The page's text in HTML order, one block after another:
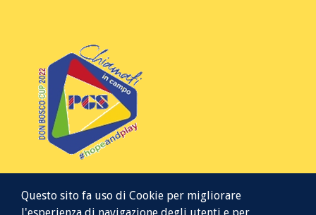
Questo sito fa uso di Cookie per migliorare